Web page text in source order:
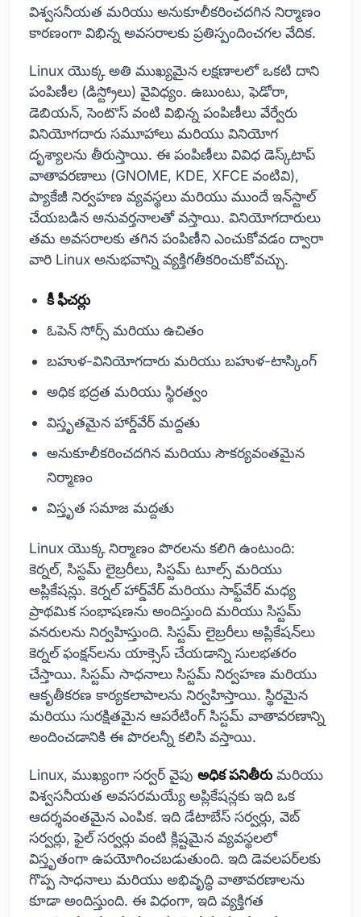
విశ్వసనీయత మరియు అనుకూలీకరించదగిన నిర్మాణం
కారణంగా విభిన్న అవసరాలకు ప్రతిస్పందించగల వేదిక.
Linux యొక్క అతి ముఖ్యమైన లక్షణాలలో ఒకటి దాని
పంపిణీల (డిస్ట్రోలు) వైవిధ్యం. ఉబుంటు, ఫెడోరా,
డెబియన్, సెంటొస్ వంటి విభిన్న పంపిణీలు వేర్వేరు
వినియోగదారు సమూహాలు మరియు వినియోగ
దృశ్యాలను తీరుస్తాయి. ఈ పంపిణీలు వివిధ డెస్క్‌టాప్
వాతావరణాలు (GNOME, KDE, XFCE వంటివి),
ప్యాకేజీ నిర్వహణ వ్యవస్థలు మరియు ముందే ఇన్‌స్టాల్
చేయబడిన అనువర్తనాలతో వస్తాయి. వినియోగదారులు
తమ అవసరాలకు తగిన పంపిణీని ఎంచుకోవడం ద్వారా
వారి Linux అనుభవాన్ని వ్యక్తిగతీకరించుకోవచ్చు.
కీ ఫీచర్లు
ఓపెన్ సోర్స్ మరియు ఉచితం
బహుళ-వినియోగదారు మరియు బహుళ-టాస్కింగ్
అధిక భద్రత మరియు స్థిరత్వం
విస్తృతమైన హార్డ్‌వేర్ మద్దతు
అనుకూలీకరించదగిన మరియు సౌకర్యవంతమైన
నిర్మాణం
విస్తృత సమాజ మద్దతు
Linux యొక్క నిర్మాణం పొరలను కలిగి ఉంటుంది:
కెర్నల్, సిస్టమ్ లైబ్రరీలు, సిస్టమ్ టూల్స్ మరియు
అప్లికేషన్లు. కెర్నల్ హార్డ్‌వేర్ మరియు సాఫ్ట్‌వేర్ మధ్య
ప్రాథమిక సంభాషణను అందిస్తుంది మరియు సిస్టమ్
వనరులను నిర్వహిస్తుంది. సిస్టమ్ లైబ్రరీలు అప్లికేషన్‌లు
కెర్నల్ ఫంక్షన్‌లను యాక్సెస్ చేయడాన్ని సులభతరం
చేస్తాయి. సిస్టమ్ సాధనాలు సిస్టమ్ నిర్వహణ మరియు
ఆకృతీకరణ కార్యకలాపాలను నిర్వహిస్తాయి. స్థిరమైన
మరియు సురక్షితమైన ఆపరేటింగ్ సిస్టమ్ వాతావరణాన్ని
అందించడానికి ఈ పొరలన్నీ కలిసి వస్తాయి.
Linux, ముఖ్యంగా సర్వర్ వైపు అధిక పనితీరుమరియు
విశ్వసనీయత అవసరమయ్యే అప్లికేషన్లకు ఇది ఒక
ఆదర్శవంతమైన ఎంపిక. ఇది డేటాబేస్ సర్వర్లు, వెబ్
సర్వర్లు, ఫైల్ సర్వర్లు వంటి క్లిష్టమైన వ్యవస్థలలో
విస్తృతంగా ఉపయోగించబడుతుంది. ఇది డెవలపర్‌లకు
గొప్ప సాధనాలు మరియు అభివృద్ధి వాతావరణాలను
కూడా అందిస్తుంది. ఈ విధంగా, ఇది వ్యక్తిగత